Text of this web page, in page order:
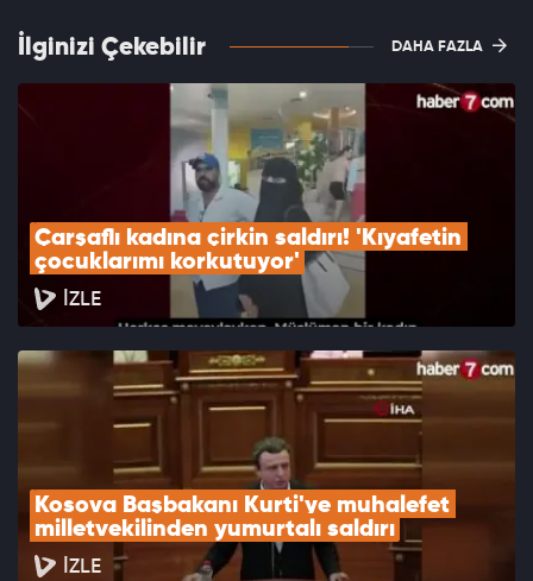
İlginizi Çekebilir DAHA FAZLA
Çarşaflı kadına çirkin saldırı! 'Kıyafetin
çocuklarımı korkutuyor'
İZLE
Kosova Başbakanı Kurti'ye muhalefet
milletvekilinden yumurtalı saldırı
İZLE